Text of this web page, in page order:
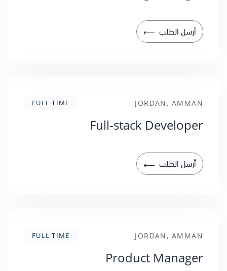
أرسل الطلب ⟶
JORDAN, AMMAN
FULL TIME
Full-stack Developer
أرسل الطلب ⟶
JORDAN, AMMAN
FULL TIME
Product Manager